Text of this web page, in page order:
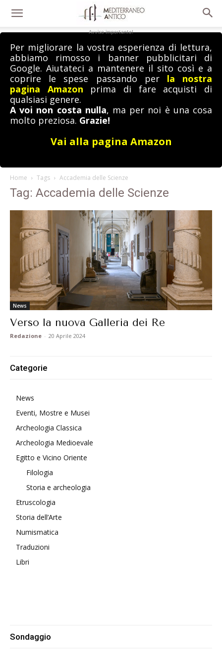
Avviso importante!
Per migliorare la vostra esperienza di lettura,
abbiamo rimosso i banner pubblicitari di
Google. Aiutateci a mantenere il sito così e a
coprire le spese passando per la nostra
pagina Amazon prima di fare acquisti di
qualsiasi genere.
A voi non costa nulla, ma per noi è una cosa
molto preziosa. Grazie!
Vai alla pagina Amazon
Home Tags Accademia delle Scienze
Tag: Accademia delle Scienze
News
Verso la nuova Galleria dei Re
Redazione - 20 Aprile 2024
Categorie
News
Eventi, Mostre e Musei
Archeologia Classica
Archeologia Medioevale
Egitto e Vicino Oriente
Filologia
Storia e archeologia
Etruscologia
Storia dell’Arte
Numismatica
Traduzioni
Libri
Sondaggio